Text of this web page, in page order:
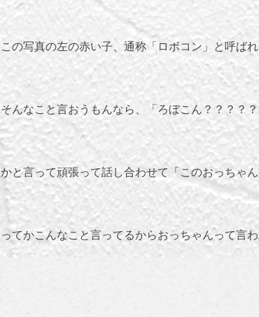
この写真の左の赤い子、通称「ロボコン」と呼ば
そんなこと言おうもんなら、「ろぼこん？？？？
かと言って頑張って話し合わせて「このおっちゃ
ってかこんなこと言ってるからおっちゃんって言